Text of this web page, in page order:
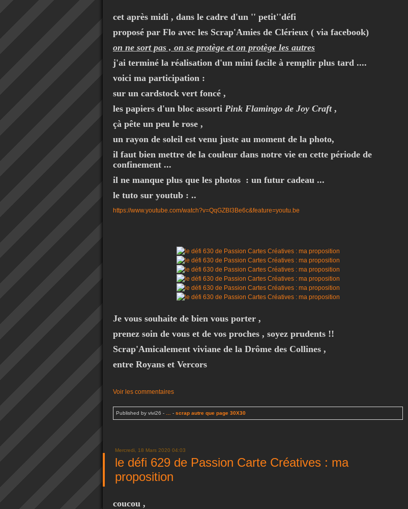
cet après midi , dans le cadre d'un '' petit''défi
proposé par Flo avec les Scrap'Amies de Clérieux ( via facebook)
on ne sort pas , on se protège et on protège les autres
j'ai terminé la réalisation d'un mini facile à remplir plus tard ....
voici ma participation :
sur un cardstock vert foncé ,
les papiers d'un bloc assorti Pink Flamingo de Joy Craft,
çà pête un peu le rose ,
un rayon de soleil est venu juste au moment de la photo,
il faut bien mettre de la couleur dans notre vie en cette période de
confinement ...
il ne manque plus que les photos : un futur cadeau ...
le tuto sur youtub : ..
https://www.youtube.com/watch?v=QqGZBI3Be6c&feature=youtu.be
Je vous souhaite de bien vous porter ,
prenez soin de vous et de vos proches , soyez prudents !!
Scrap'Amicalement viviane de la Drôme des Collines ,
entre Royans et Vercors
Voir les commentaires
Published by vivi26 - - scrap autre que page 30X30
Mercredi, 18 Mars 2020 04:03
le défi 629 de Passion Carte Créatives : ma
proposition
coucou ,